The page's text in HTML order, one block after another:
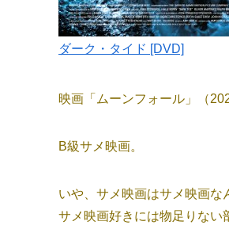
ダーク・タイド [DVD]
映画「ムーンフォール」（
B級サメ映画。
いや、サメ映画はサメ映画
サメ映画好きには物足りない